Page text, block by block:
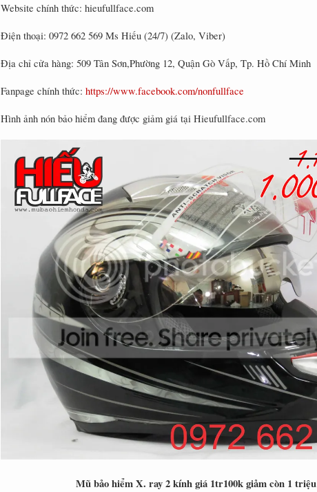
Website chính thức: hieufullface.com
Điện thoại: 0972 662 569 Ms Hiếu (24/7) (Zalo, Viber)
Địa chỉ cửa hàng: 509 Tân Sơn,Phường 12, Quận Gò Vấp, Tp. Hồ Chí Minh
Fanpage chính thức: https://www.facebook.com/nonfullface
Hình ảnh nón bảo hiểm đang được giảm giá tại Hieufullface.com
Mũ bảo hiểm X. ray 2 kính giá 1tr100k giảm còn 1 triệu​